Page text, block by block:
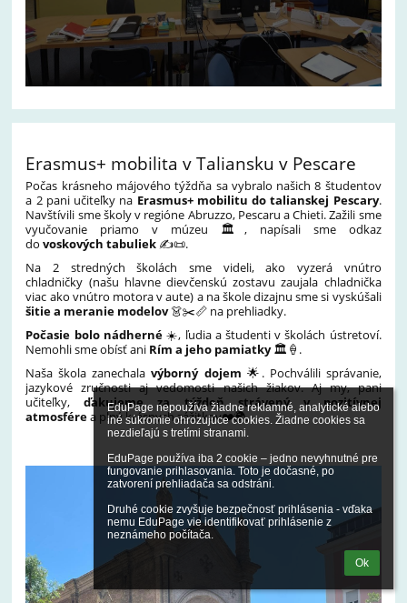
EduPage nepoužíva žiadne reklamné, analytické alebo
iné súkromie ohrozujúce cookies. Žiadne cookies sa
nezdieľajú s tretími stranami.
EduPage používa iba 2 cookie – jedno nevyhnutné pre
fungovanie prihlasovania. Toto je dočasné, po
zatvorení prehliadača sa odstráni.
Druhé cookie zvyšuje bezpečnosť prihlásenia - vďaka
nemu EduPage vie identifikovať prihlásenie z
neznámeho počítača.
Ok
Erasmus+ mobilita v Taliansku v Pescare
Počas krásneho májového týždňa sa vybralo našich 8 študentov
a 2 pani učiteľky na Erasmus+ mobilitu do talianskej Pescary.
Navštívili sme školy v regióne Abruzzo, Pescaru a Chieti. Zažili sme
vyučovanie priamo v múzeu 🏛️, napísali sme odkaz
dovoskových tabuliek ✍️📜.
Na 2 stredných školách sme videli, ako vyzerá vnútro
chladničky (našu hlavne dievčenskú zostavu zaujala chladnička
viac ako vnútro motora v aute) a na škole dizajnu sme si vyskúšali
šitie a meranie modelov👗✂️📏 na prehliadky.
Počasie bolo nádherné☀️, ľudia a študenti v školách ústretoví.
Nemohli sme obísť ani Rím a jeho pamiatky🏛️🍦.
Naša škola zanechalavýborný dojem 🌟. Pochválili správanie,
jazykové zručnosti aj vedomosti našich žiakov. Aj my, pani
učiteľky,ďakujeme za týždeň strávený v pozitívnej
atmosférea plný krásnych zážitkov❤️🌍.